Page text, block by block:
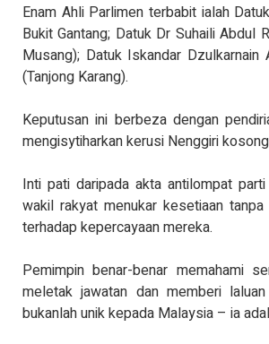
Enam Ahli Parlimen terbabit ialah
Bukit Gantang; Datuk Dr Suhaili Abdul
Musang); Datuk Iskandar
(Tanjong Karang).
Keputusan ini berbeza dengan
mengisytiharkan kerusi Nenggiri
Inti pati daripada akta antilompat
wakil rakyat menukar kesetiaan
terhadap kepercayaan mereka.
Pemimpin benar-benar memahami
meletak jawatan dan memberi
bukanlah unik kepada Malaysia – ia